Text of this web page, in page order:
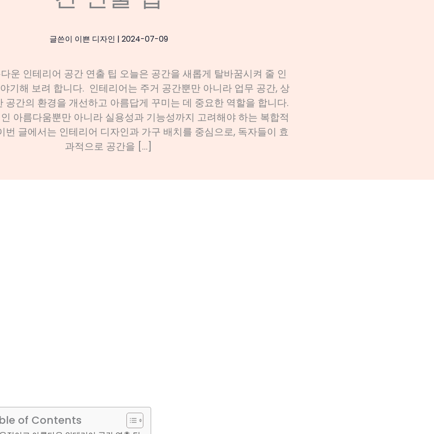
글쓴이 이쁜 디자인 | 2024-07-09
운 인테리어 공간 연출 팁 오늘은 공간을 새롭게 탈바꿈시켜 줄 인
기해 보려 합니다. 인테리어는 주거 공간뿐만 아니라 업무 공간, 상
공간의 환경을 개선하고 아름답게 꾸미는 데 중요한 역할을 합니다.
아름다움뿐만 아니라 실용성과 기능성까지 고려해야 하는 복합적
글에서는 인테리어 디자인과 가구 배치를 중심으로, 독자들이 효
과적으로 공간을 […]
of Contents